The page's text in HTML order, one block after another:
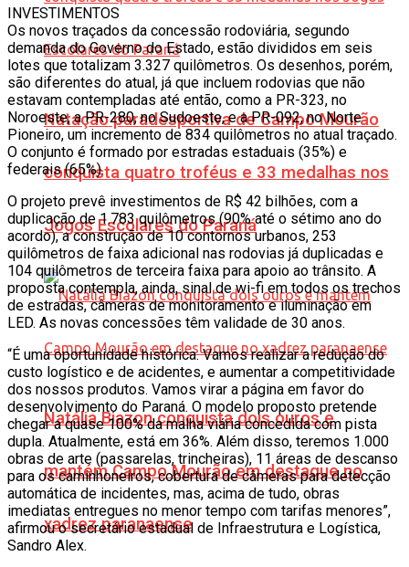
Natação paradesportiva de Campo Mourão
conquista quatro troféus e 33 medalhas nos
Jogos Escolares do Paraná
Natália Biazon conquista dois ouros e
mantém Campo Mourão em destaque no
xadrez paranaense
INVESTIMENTOS
Os novos traçados da concessão rodoviária, segundo
demanda do Governo do Estado, estão divididos em seis
lotes que totalizam 3.327 quilômetros. Os desenhos, porém,
são diferentes do atual, já que incluem rodovias que não
estavam contempladas até então, como a PR-323, no
Noroeste, a PR-280, no Sudoeste, e a PR-092, no Norte
Pioneiro, um incremento de 834 quilômetros no atual traçado.
O conjunto é formado por estradas estaduais (35%) e
federais (65%).
O projeto prevê investimentos de R$ 42 bilhões, com a
duplicação de 1.783 quilômetros (90% até o sétimo ano do
acordo), a construção de 10 contornos urbanos, 253
quilômetros de faixa adicional nas rodovias já duplicadas e
104 quilômetros de terceira faixa para apoio ao trânsito. A
proposta contempla, ainda, sinal de wi-fi em todos os trechos
de estradas, câmeras de monitoramento e iluminação em
LED. As novas concessões têm validade de 30 anos.
“É uma oportunidade histórica. Vamos realizar a redução do
custo logístico e de acidentes, e aumentar a competitividade
dos nossos produtos. Vamos virar a página em favor do
desenvolvimento do Paraná. O modelo proposto pretende
chegar a quase 100% da malha viária concedida com pista
dupla. Atualmente, está em 36%. Além disso, teremos 1.000
obras de arte (passarelas, trincheiras), 11 áreas de descanso
para os caminhoneiros, cobertura de câmeras para detecção
automática de incidentes, mas, acima de tudo, obras
imediatas entregues no menor tempo com tarifas menores”,
afirmou o secretário estadual de Infraestrutura e Logística,
Sandro Alex.